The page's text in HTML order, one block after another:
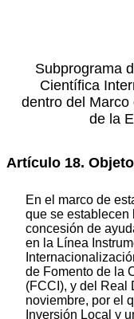
Subprograma
Científica
dentro del
de la
Artículo 18.
En el marco de
que se establecen
concesión de
en la Línea
de Fomento de la
(FCCI), y del Real
noviembre, por el
Inversión Local y